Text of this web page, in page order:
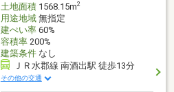
土地面積1568.15m2
用途地域無指定
建ぺい率60%
容積率200%
建築条件なし
ＪＲ水郡線 南酒出駅 徒歩13分
その他の交通